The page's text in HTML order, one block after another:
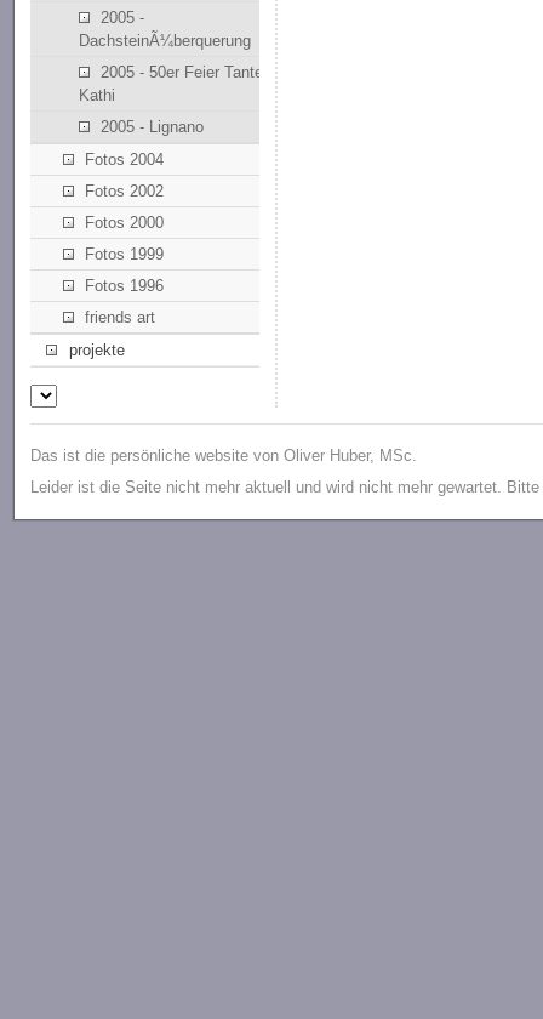
2005 -
DachsteinÃ¼berquerung
2005 - 50er Feier Tante
Kathi
2005 - Lignano
Fotos 2004
Fotos 2002
Fotos 2000
Fotos 1999
Fotos 1996
friends art
projekte
Das ist die persönliche website von Oliver Huber, MSc.
Leider ist die Seite nicht mehr aktuell und wird nicht mehr gewartet.